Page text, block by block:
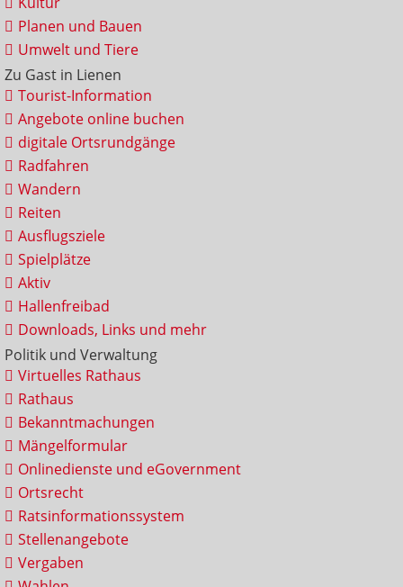
Planen und Bauen
Umwelt und Tiere
Zu Gast in Lienen
Tourist-Information
Angebote online buchen
digitale Ortsrundgänge
Radfahren
Wandern
Reiten
Ausflugsziele
Spielplätze
Aktiv
Hallenfreibad
Downloads, Links und mehr
Politik und Verwaltung
Virtuelles Rathaus
Rathaus
Bekanntmachungen
Mängelformular
Onlinedienste und eGovernment
Ortsrecht
Ratsinformationssystem
Stellenangebote
Vergaben